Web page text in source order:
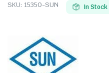
SKU: 15350-SUN In Stock